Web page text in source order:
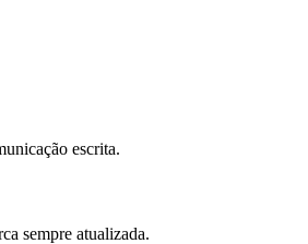
escrita.
sempre atualizada.